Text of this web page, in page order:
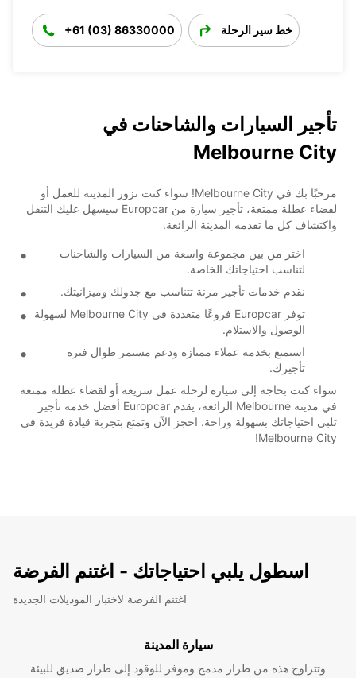
+61 (03) 86330000 خط سير الرحلة
تأجير السيارات والشاحنات في
Melbourne City
مرحبًا بك في Melbourne City! سواء كنت تزور المدينة للعمل أو
لقضاء عطلة ممتعة، تأجير سيارة من Europcar سيسهل عليك التنقل
واكتشاف كل ما تقدمه المدينة الرائعة.
اختر من بين مجموعة واسعة من السيارات والشاحنات
لتناسب احتياجاتك الخاصة.
نقدم خدمات تأجير مرنة تتناسب مع جدولك وميزانيتك.
توفر Europcar فروعًا متعددة في Melbourne City لسهولة
الوصول والاستلام.
استمتع بخدمة عملاء ممتازة ودعم مستمر طوال فترة
تأجيرك.
سواء كنت بحاجة إلى سيارة لرحلة عمل سريعة أو لقضاء عطلة ممتعة
في مدينة Melbourne الرائعة، يقدم Europcar أفضل خدمة تأجير
تلبي احتياجاتك بسهولة وراحة. احجز الآن وتمتع بتجربة قيادة فريدة في
Melbourne City!
اسطول يلبي احتياجاتك - اغتنم الفرضة
اغتنم الفرصة لاختبار الموديلات الجديدة
سيارة المدينة
وتتراوح هذه من طراز مدمج وموفر للوقود إلى طراز صديق للبيئة